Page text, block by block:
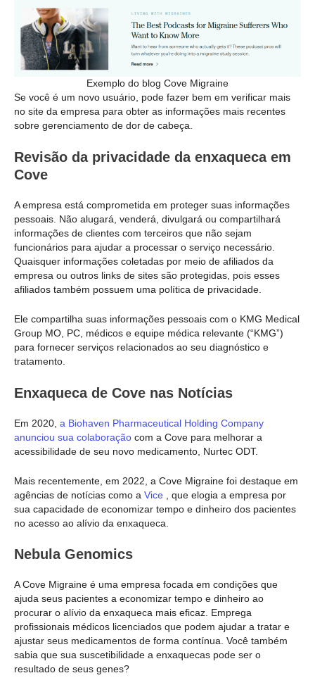
Exemplo do blog Cove Migraine
Se você é um novo usuário, pode fazer bem em verificar mais
no site da empresa para obter as informações mais recentes
sobre gerenciamento de dor de cabeça.
Revisão da privacidade da enxaqueca em
Cove
A empresa está comprometida em proteger suas informações
pessoais. Não alugará, venderá, divulgará ou compartilhará
informações de clientes com terceiros que não sejam
funcionários para ajudar a processar o serviço necessário.
Quaisquer informações coletadas por meio de afiliados da
empresa ou outros links de sites são protegidas, pois esses
afiliados também possuem uma política de privacidade.
Ele compartilha suas informações pessoais com o KMG Medical
Group MO, PC, médicos e equipe médica relevante (“KMG”)
para fornecer serviços relacionados ao seu diagnóstico e
tratamento.
Enxaqueca de Cove nas Notícias
Em 2020, a Biohaven Pharmaceutical Holding Company
anunciou sua colaboração com a Cove para melhorar a
acessibilidade de seu novo medicamento, Nurtec ODT.
Mais recentemente, em 2022, a Cove Migraine foi destaque em
agências de notícias como a Vice , que elogia a empresa por
sua capacidade de economizar tempo e dinheiro dos pacientes
no acesso ao alívio da enxaqueca.
Nebula Genomics
A Cove Migraine é uma empresa focada em condições que
ajuda seus pacientes a economizar tempo e dinheiro ao
procurar o alívio da enxaqueca mais eficaz. Emprega
profissionais médicos licenciados que podem ajudar a tratar e
ajustar seus medicamentos de forma contínua. Você também
sabia que sua suscetibilidade a enxaquecas pode ser o
resultado de seus genes?